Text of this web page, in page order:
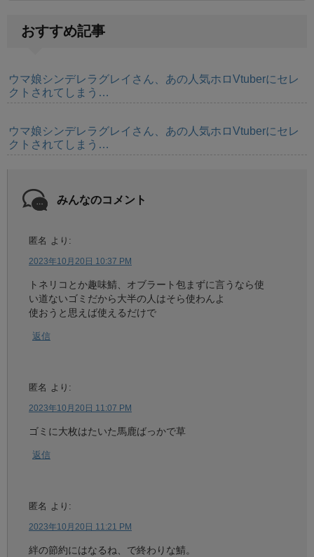
おすすめ記事
ウマ娘シンデレラグレイさん、あの人気ホロVtuberにセレ
クトされてしまう…
ウマ娘シンデレラグレイさん、あの人気ホロVtuberにセレ
クトされてしまう…
みんなのコメント
匿名 より:
2023年10月20日 10:37 PM
トネリコとか趣味鯖、オブラート包まずに言うなら使
い道ないゴミだから大半の人はそら使わんよ
使おうと思えば使えるだけで
返信
匿名 より:
2023年10月20日 11:07 PM
ゴミに大枚はたいた馬鹿ばっかで草
返信
匿名 より:
2023年10月20日 11:21 PM
絆の節約にはなるね、で終わりな鯖。